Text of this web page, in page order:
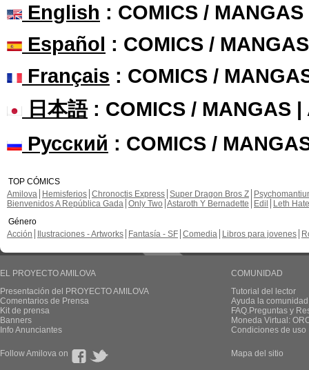
English : COMICS /
Español : COMICS /
Français : COMICS /
日本語: COMICS / MANGAS |
Русский : COMICS /
TOP CÓMICS
Amilova
Hemisferios Chronoctis Express Super Dragon Bros Z
Bienvenidos A República Gada Only Two Astaroth Y Bernadette Edil
Leth Hate
Género
Acción
Ilustraciones - Artworks Fantasía - SF Comedia Libros para jovenes
EL PROYECTO AMILOVA
Presentación del PROYECTO AMILOVA
Comentarios de Prensa
Kit de prensa
Banners
Info Anunciantes
COMUNIDAD
Tutorial del lector
Ayuda la
FAQ.Preguntas y
Moneda Virtual:
Condiciones de uso
Follow Amilova on Mapa del sitio